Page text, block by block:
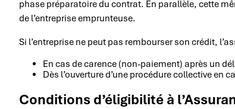
phase préparatoire du contrat. En parallèle, cette
de l’entreprise emprunteuse.
Si l’entreprise ne peut pas rembourser son crédit,
En cas de carence (non-paiement) après un
Dès l’ouverture d’une procédure collective en
Conditions d’éligibilité à